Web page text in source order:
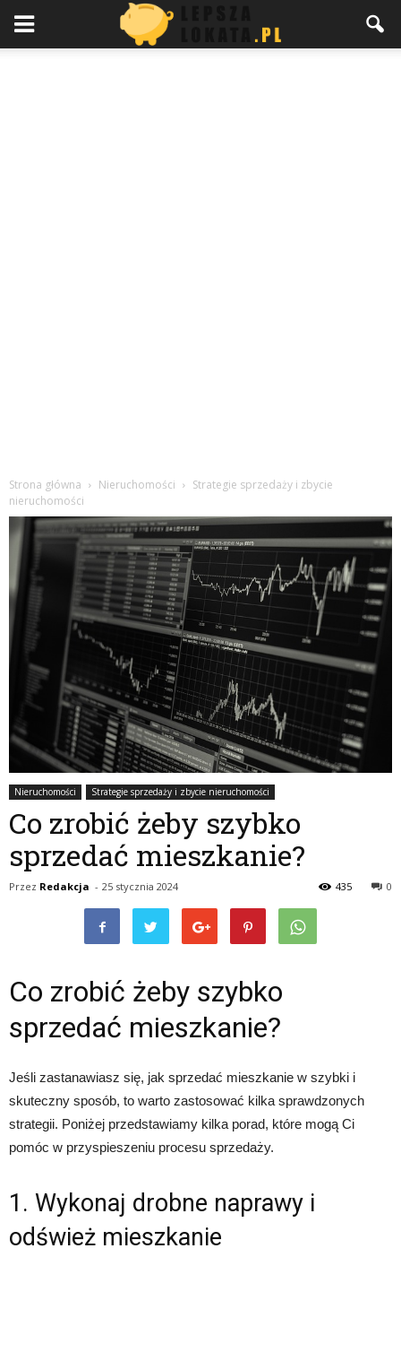
Strona główna Nieruchomości
Strategie sprzedaży i zbycie
nieruchomości
Nieruchomości Strategie sprzedaży i zbycie nieruchomości
Co zrobić żeby szybko
sprzedać mieszkanie?
Przez Redakcja - 25 stycznia 2024 0
435
Co zrobić żeby szybko
sprzedać mieszkanie?
Jeśli zastanawiasz się, jak sprzedać mieszkanie w szybki i
skuteczny sposób, to warto zastosować kilka sprawdzonych
strategii. Poniżej przedstawiamy kilka porad, które mogą Ci
pomóc w przyspieszeniu procesu sprzedaży.
1. Wykonaj drobne naprawy i
odśwież mieszkanie